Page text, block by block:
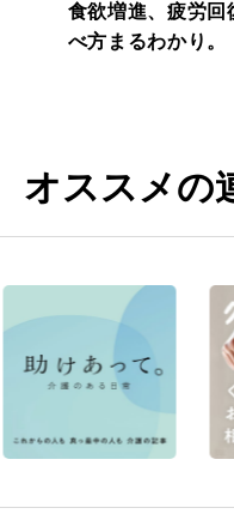
食欲増進、疲労
べ方まるわかり。
オススメの